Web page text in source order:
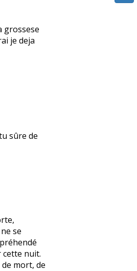
grossese
je deja
sûre de
se
cette nuit.
mort, de